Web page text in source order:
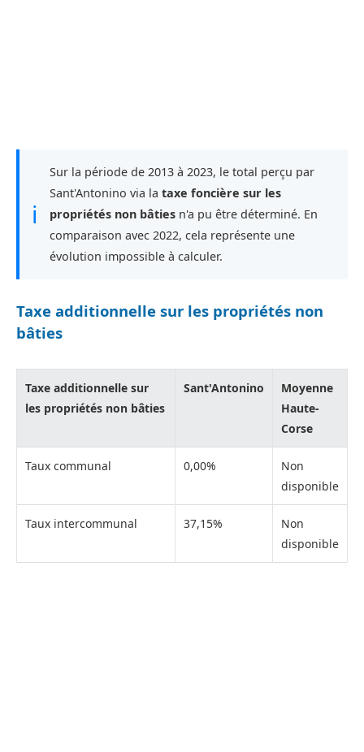
ℹ
Sur la période de 2013 à 2023, le total perçu par
Sant'Antonino via la taxe foncière sur les
propriétés non bâties n'a pu être déterminé. En
comparaison avec 2022, cela représente une
évolution impossible à calculer.
Taxe additionnelle sur les propriétés non
bâties
Taxe additionnelle sur
les propriétés non bâties
Sant'Antonino
Moyenne
Haute-
Corse
Taux communal 0,00%
Non
disponible
Taux intercommunal 37,15%
Non
disponible